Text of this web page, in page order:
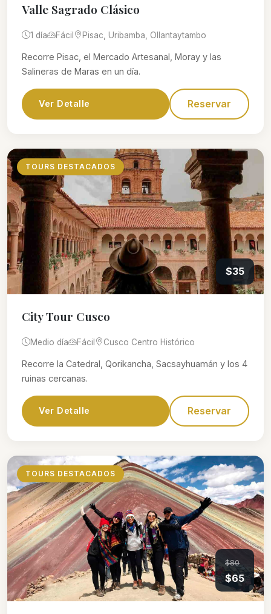
Valle Sagrado Clásico
1 día Fácil Pisac, Uribamba, Ollantaytambo
Recorre Pisac, el Mercado Artesanal, Moray y las
Salineras de Maras en un día.
Ver Detalle Reservar
TOURS DESTACADOS
$35
City Tour Cusco
Medio día Fácil Cusco Centro Histórico
Recorre la Catedral, Qorikancha, Sacsayhuamán y los 4
ruinas cercanas.
Ver Detalle Reservar
TOURS DESTACADOS
$80
$65